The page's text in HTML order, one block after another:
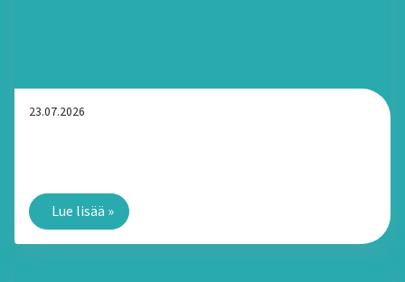
23.07.2026
Lue lisää »